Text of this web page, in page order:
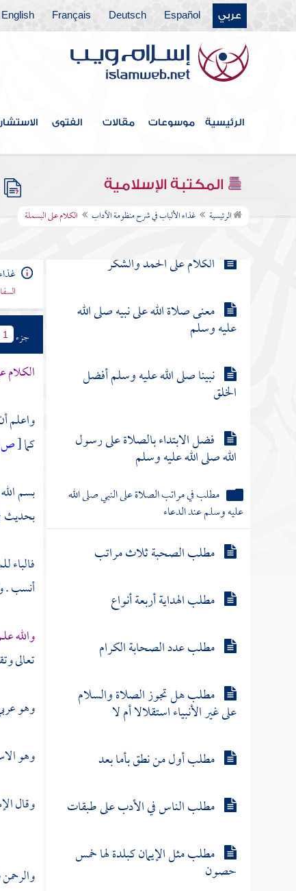
عربي Español
Deutsch
Français
English
الرئيسية موسوعات مقالات الفتوى
المكتبة الإسلامية
الرئيسية غذاء الألباب في شرح منظومة الآداب الكلام على البسملة
فهرس الكتاب
الكلام على البسملة
الكلام على الحمد والشكر
معنى صلاة الله على نبيه صلى الله
عليه وسلم
نبينا صلى الله عليه وسلم أفضل
الخلق
فضل الابتداء بالصلاة على رسول
الله صلى الله عليه وسلم
مطلب في مراتب الصلاة على النبي صلى الله
عليه وسلم عند الدعاء
مطلب الصحبة ثلاث مراتب
مطلب الهداية أربعة أنواع
مطلب عدد الصحابة الكرام
مطلب هل تجوز الصلاة والسلام
على غير الأنبياء استقلالا أم لا
مطلب أول من نطق بأما بعد
مطلب الناس في الأدب على طبقات
مطلب مثل الإيمان كبلدة لها خمس
حصون
جزء 1
الكلام
واعلم
كما[
بسم
فالباء
أنسب .
والله
تعالى
وهو
وهو
وقال